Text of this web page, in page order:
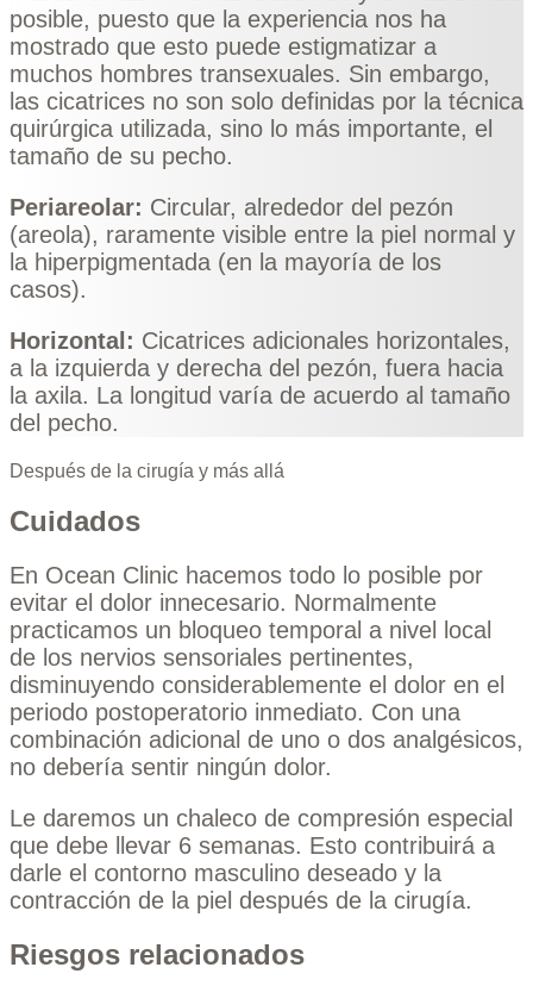
posible, puesto que la experiencia nos ha
mostrado que esto puede estigmatizar a
muchos hombres transexuales. Sin embargo,
las cicatrices no son solo definidas por la técnica
quirúrgica utilizada, sino lo más importante, el
tamaño de su pecho.
Periareolar: Circular, alrededor del pezón
(areola), raramente visible entre la piel normal y
la hiperpigmentada (en la mayoría de los
casos).
Horizontal: Cicatrices adicionales horizontales,
a la izquierda y derecha del pezón, fuera hacia
la axila. La longitud varía de acuerdo al tamaño
del pecho.
Después de la cirugía y más allá
Cuidados
En Ocean Clinic hacemos todo lo posible por
evitar el dolor innecesario. Normalmente
practicamos un bloqueo temporal a nivel local
de los nervios sensoriales pertinentes,
disminuyendo considerablemente el dolor en el
periodo postoperatorio inmediato. Con una
combinación adicional de uno o dos analgésicos,
no debería sentir ningún dolor.
Le daremos un chaleco de compresión especial
que debe llevar 6 semanas. Esto contribuirá a
darle el contorno masculino deseado y la
contracción de la piel después de la cirugía.
Riesgos relacionados